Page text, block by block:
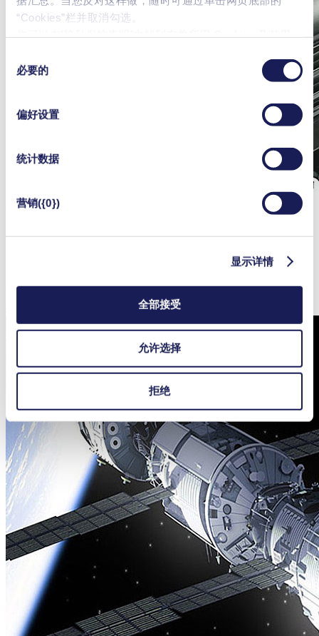
“Cookies”栏并取消勾选。
必要的
偏好设置
统计数据
营销({0})
显示详情
全部接受
允许选择
拒绝